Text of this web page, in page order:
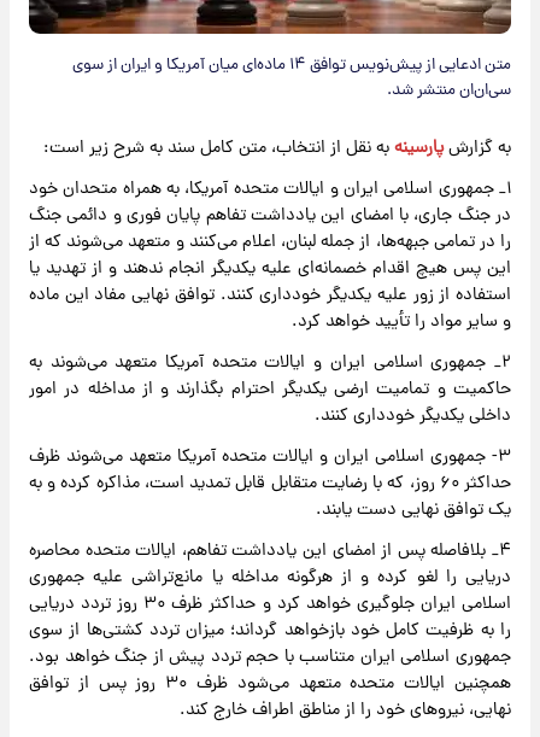
متن ادعایی از پیش‌نویس توافق ۱۴ ماده‌ای میان آمریکا و ایران از سوی
سی‌ان‌ان منتشر شد.
به گزارشپارسینهبه نقل از انتخاب، متن کامل سند به شرح زیر است:
۱_ جمهوری اسلامی ایران و ایالات متحده آمریکا، به همراه متحدان خود
در جنگ جاری، با امضای این یادداشت تفاهم پایان فوری و دائمی جنگ
را در تمامی جبهه‌ها، از جمله لبنان، اعلام می‌کنند و متعهد می‌شوند که از
این پس هیچ اقدام خصمانه‌ای علیه یکدیگر انجام ندهند و از تهدید یا
استفاده از زور علیه یکدیگر خودداری کنند. توافق نهایی مفاد این ماده
و سایر مواد را تأیید خواهد کرد.
۲_ جمهوری اسلامی ایران و ایالات متحده آمریکا متعهد می‌شوند به
حاکمیت و تمامیت ارضی یکدیگر احترام بگذارند و از مداخله در امور
داخلی یکدیگر خودداری کنند.
۳- جمهوری اسلامی ایران و ایالات متحده آمریکا متعهد می‌شوند ظرف
حداکثر ۶۰ روز، که با رضایت متقابل قابل تمدید است، مذاکره کرده و به
یک توافق نهایی دست یابند.
۴_ بلافاصله پس از امضای این یادداشت تفاهم، ایالات متحده محاصره
دریایی را لغو کرده و از هرگونه مداخله یا مانع‌تراشی علیه جمهوری
اسلامی ایران جلوگیری خواهد کرد و حداکثر ظرف ۳۰ روز تردد دریایی
را به ظرفیت کامل خود بازخواهد گرداند؛ میزان تردد کشتی‌ها از سوی
جمهوری اسلامی ایران متناسب با حجم تردد پیش از جنگ خواهد بود.
همچنین ایالات متحده متعهد می‌شود ظرف ۳۰ روز پس از توافق
نهایی، نیرو‌های خود را از مناطق اطراف خارج کند.